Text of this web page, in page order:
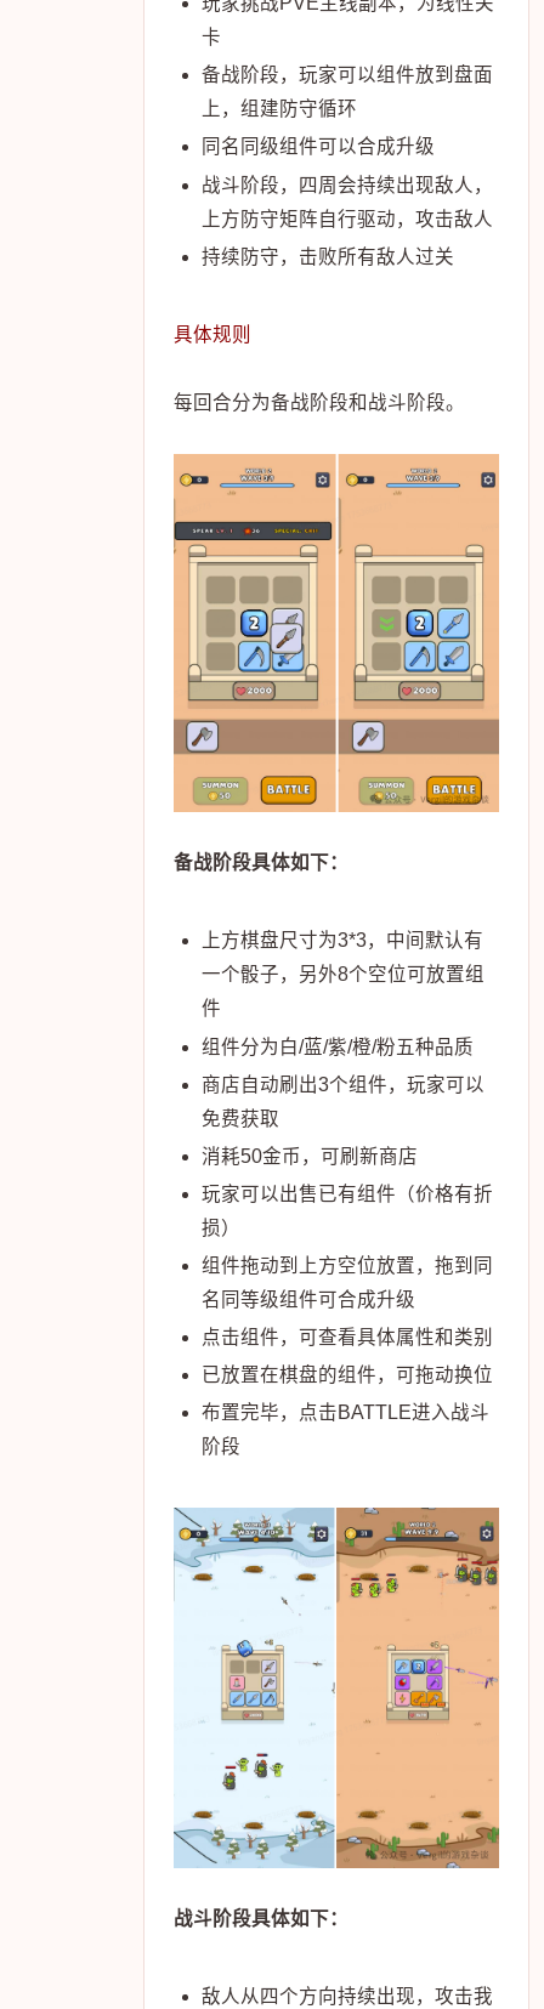
卡
备战阶段，玩家可以组件放到盘面
上，组建防守循环
同名同级组件可以合成升级
战斗阶段，四周会持续出现敌人，
上方防守矩阵自行驱动，攻击敌人
持续防守，击败所有敌人过关
具体规则
每回合分为备战阶段和战斗阶段。
备战阶段具体如下：
上方棋盘尺寸为3*3，中间默认有
一个骰子，另外8个空位可放置组
件
组件分为白/蓝/紫/橙/粉五种品质
商店自动刷出3个组件，玩家可以
免费获取
消耗50金币，可刷新商店
玩家可以出售已有组件（价格有折
损）
组件拖动到上方空位放置，拖到同
名同等级组件可合成升级
点击组件，可查看具体属性和类别
已放置在棋盘的组件，可拖动换位
布置完毕，点击BATTLE进入战斗
阶段
战斗阶段具体如下：
敌人从四个方向持续出现，攻击我